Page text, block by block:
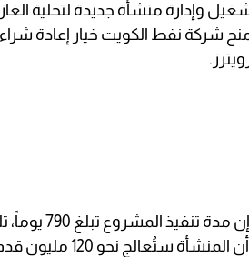
وإدارة منشأة جديدة لتحلية الغاز
شركة نفط الكويت خيار إعادة
وقالت الشركة في
التشغيل والصيانة، مشيرةً